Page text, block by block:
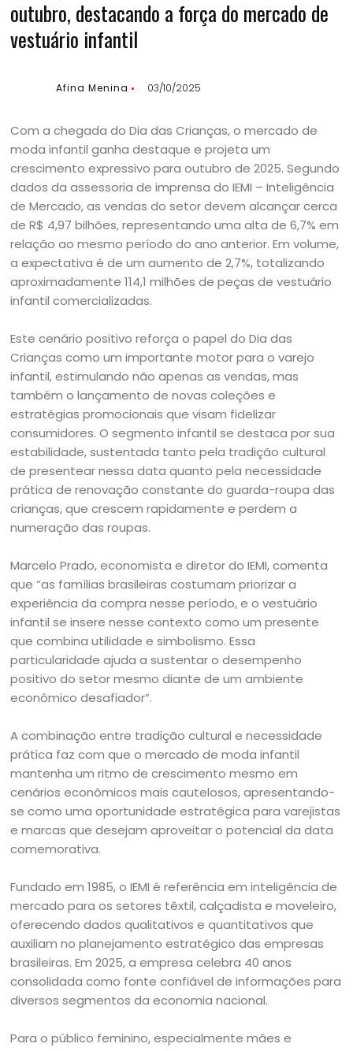
outubro, destacando a força do mercado de
vestuário infantil
Afina Menina 03/10/2025
Com a chegada do Dia das Crianças, o mercado de
moda infantil ganha destaque e projeta um
crescimento expressivo para outubro de 2025. Segundo
dados da assessoria de imprensa do IEMI – Inteligência
de Mercado, as vendas do setor devem alcançar cerca
de R$ 4,97 bilhões, representando uma alta de 6,7% em
relação ao mesmo período do ano anterior. Em volume,
a expectativa é de um aumento de 2,7%, totalizando
aproximadamente 114,1 milhões de peças de vestuário
infantil comercializadas.
Este cenário positivo reforça o papel do Dia das
Crianças como um importante motor para o varejo
infantil, estimulando não apenas as vendas, mas
também o lançamento de novas coleções e
estratégias promocionais que visam fidelizar
consumidores. O segmento infantil se destaca por sua
estabilidade, sustentada tanto pela tradição cultural
de presentear nessa data quanto pela necessidade
prática de renovação constante do guarda-roupa das
crianças, que crescem rapidamente e perdem a
numeração das roupas.
Marcelo Prado, economista e diretor do IEMI, comenta
que “as famílias brasileiras costumam priorizar a
experiência da compra nesse período, e o vestuário
infantil se insere nesse contexto como um presente
que combina utilidade e simbolismo. Essa
particularidade ajuda a sustentar o desempenho
positivo do setor mesmo diante de um ambiente
econômico desafiador”.
A combinação entre tradição cultural e necessidade
prática faz com que o mercado de moda infantil
mantenha um ritmo de crescimento mesmo em
cenários econômicos mais cautelosos, apresentando-
se como uma oportunidade estratégica para varejistas
e marcas que desejam aproveitar o potencial da data
comemorativa.
Fundado em 1985, o IEMI é referência em inteligência de
mercado para os setores têxtil, calçadista e moveleiro,
oferecendo dados qualitativos e quantitativos que
auxiliam no planejamento estratégico das empresas
brasileiras. Em 2025, a empresa celebra 40 anos
consolidada como fonte confiável de informações para
diversos segmentos da economia nacional.
Para o público feminino, especialmente mães e